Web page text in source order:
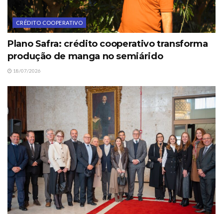
CRÉDITO COOPERATIVO
Plano Safra: crédito cooperativo transforma
produção de manga no semiárido
18/07/2026